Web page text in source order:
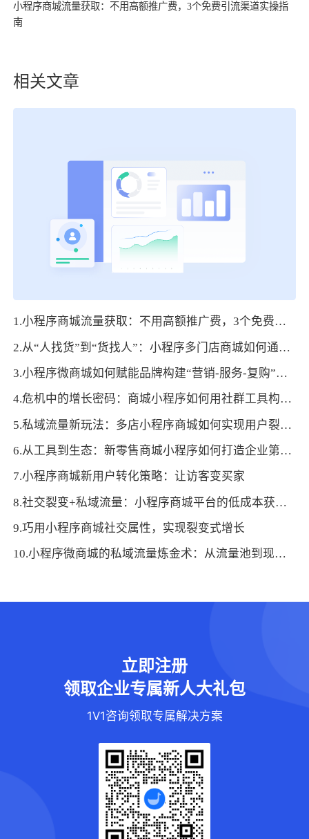
小程序商城流量获取：不用高额推广费，3个免费引流渠道实操指
南
相关文章
1.小程序商城流量获取：不用高额推广费，3个免费引流渠道实操指南
2.从“人找货”到“货找人”：小程序多门店商城如何通过场景化设计提升用户体验？
3.小程序微商城如何赋能品牌构建“营销-服务-复购”闭环？
4.危机中的增长密码：商城小程序如何用社群工具构建“反脆弱”私域？
5.私域流量新玩法：多店小程序商城如何实现用户裂变式增长？
6.从工具到生态：新零售商城小程序如何打造企业第二增长曲线
7.小程序商城新用户转化策略：让访客变买家
8.社交裂变+私域流量：小程序商城平台的低成本获客秘籍
9.巧用小程序商城社交属性，实现裂变式增长
10.小程序微商城的私域流量炼金术：从流量池到现金池的转化密码
立即注册
领取企业专属新人大礼包
1V1咨询领取专属解决方案